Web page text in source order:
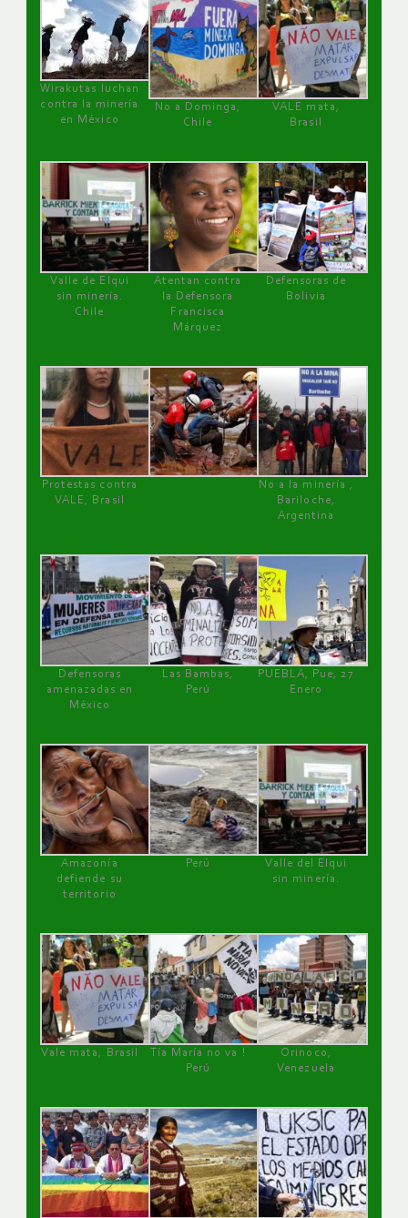
Wirakutas luchan
contra la minería
en México
No a Dominga,
Chile
VALE mata,
Brasil
Valle de Elqui
sin minería.
Chile
Atentan contra
la Defensora
Francisca
Márquez
Defensoras de
Bolivia
Protestas contra
VALE, Brasil
No a la minería ,
Bariloche,
Argentina
Defensoras
amenazadas en
México
Las Bambas,
Perú
PUEBLA, Pue, 27
Enero
Amazonía
defiende su
territorio
Perú
Valle del Elqui
sin minería.
Vale mata, Brasil
Tía María no va !
Perú
Orinoco,
Venezuela